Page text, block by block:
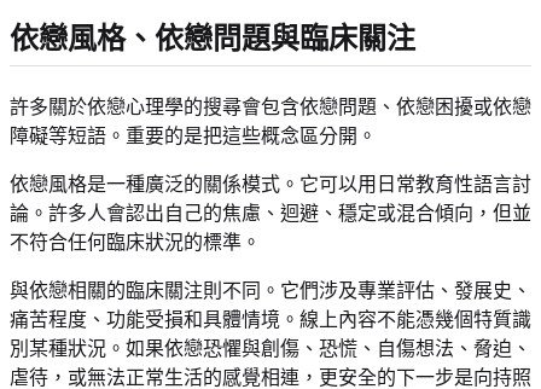
依戀風格、依戀問題與臨床關注
許多關於依戀心理學的搜尋會包含依戀問題、依戀困擾或依戀
障礙等短語。重要的是把這些概念區分開。
依戀風格是一種廣泛的關係模式。它可以用日常教育性語言討
論。許多人會認出自己的焦慮、迴避、穩定或混合傾向，但並
不符合任何臨床狀況的標準。
與依戀相關的臨床關注則不同。它們涉及專業評估、發展史、
痛苦程度、功能受損和具體情境。線上內容不能憑幾個特質識
別某種狀況。如果依戀恐懼與創傷、恐慌、自傷想法、脅迫、
虐待，或無法正常生活的感覺相連，更安全的下一步是向持照